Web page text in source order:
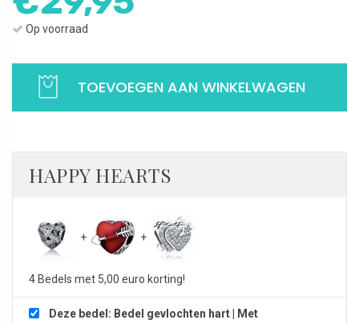
Op voorraad
Bedel gevlochten hart | Met sprankelende zirkonia | 925 Sterling
TOEVOEGEN AAN WINKELWAGEN
HAPPY HEARTS
4 Bedels met 5,00 euro korting!
Deze bedel: Bedel gevlochten hart | Met